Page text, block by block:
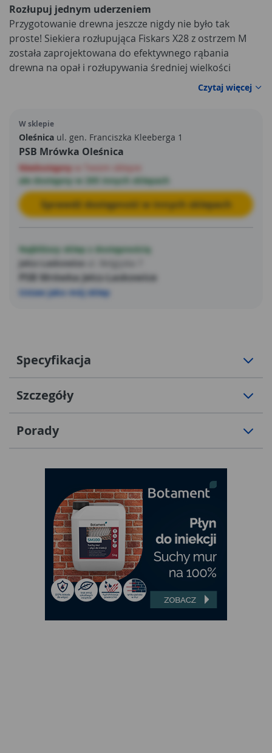
Rozłupuj jednym uderzeniem
Przygotowanie drewna jeszcze nigdy nie było tak
proste! Siekiera rozłupująca Fiskars X28 z ostrzem M
została zaprojektowana do efektywnego rąbania
drewna na opał i rozłupywania średniej wielkości
pieńków o średnicy 20–30 cm. Specjalna profilowana
głowica ułatwia rozbijanie drewna już przy pierwszym
szybką i bezwysiłkową pracę.
Czytaj więcej
W sklepie
Oleśnica ul. gen. Franciszka Kleeberga 1
PSB Mrówka Oleśnica
Niedostępny
ale dostępny w 205 innych sklepach
Sprawdź dostępność w innych sklepach
Najbliższy sklep z dostępnością
Jelcz-Laskowice
PSB Mrówka Jelcz-Laskowice
Ustaw jako mój sklep
Specyfikacja
Szczegóły
Porady